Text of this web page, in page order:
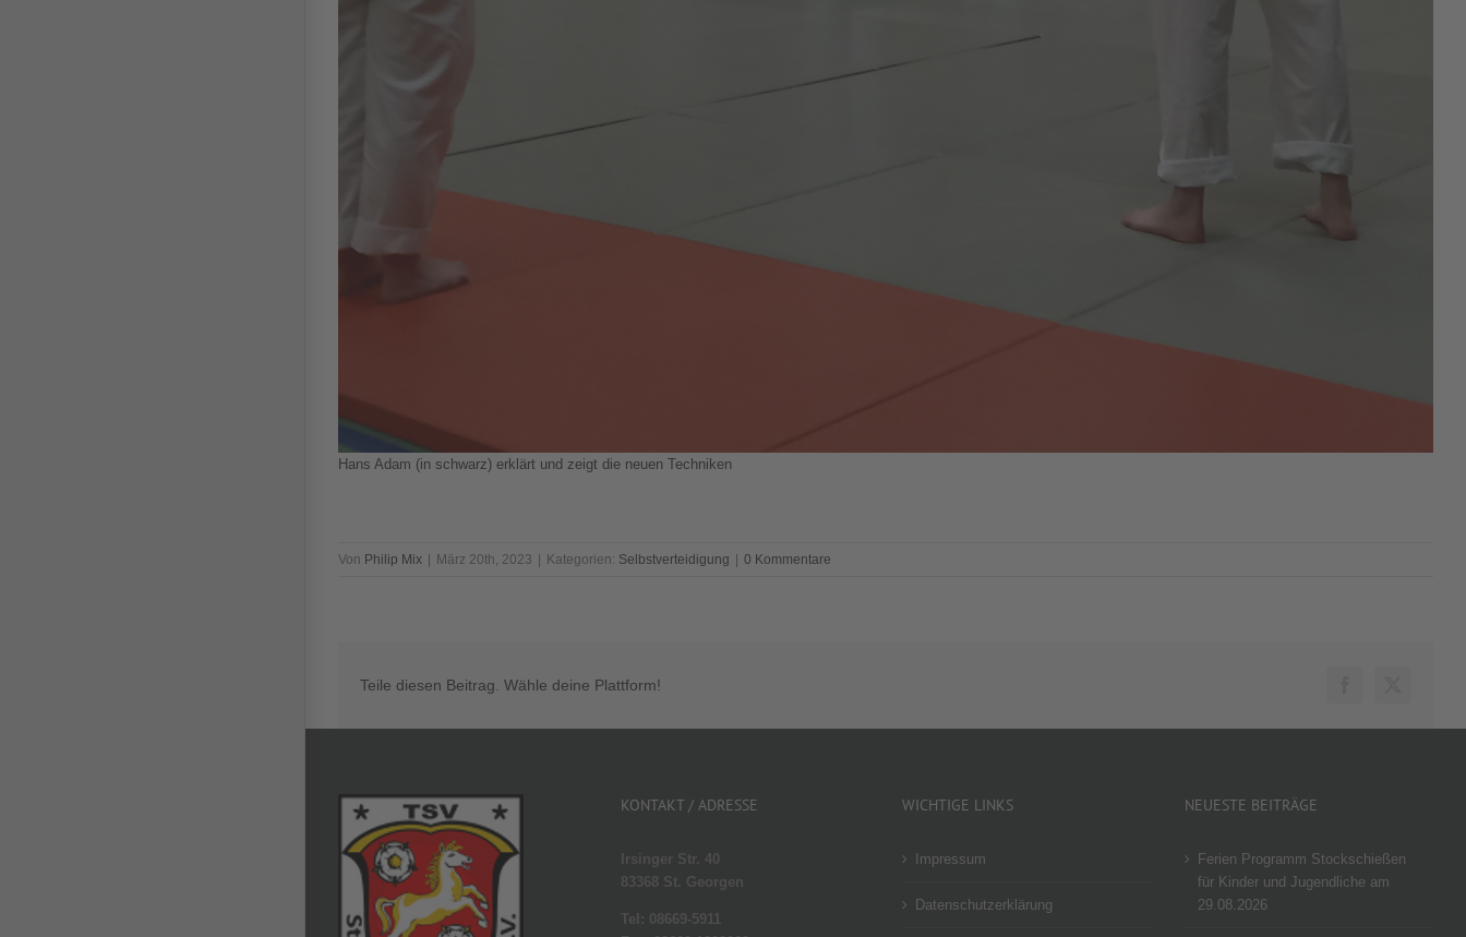
Hans Adam (in schwarz) erklärt und zeigt die neuen Techniken
Von Philip Mix März 20th, 2023 Kategorien: Selbstverteidigung 0 Kommentare
Teile diesen Beitrag. Wähle deine Plattform!
KONTAKT / ADRESSE
Irsinger Str. 40
83368 St. Georgen
Tel: 08669-5911
WICHTIGE LINKS
Impressum
Datenschutzerklärung
NEUESTE BEITRÄGE
Ferien Programm Stockschießen
für Kinder und Jugendliche am
29.08.2026